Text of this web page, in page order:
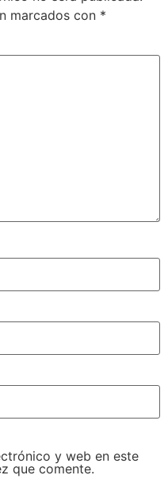
marcados con *
y web en este
que comente.